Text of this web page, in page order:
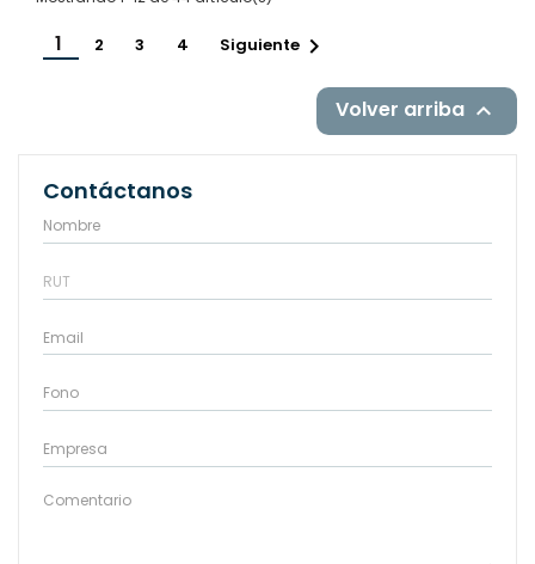
Contáctanos
1 2 3 4 Siguiente
Volver arriba 